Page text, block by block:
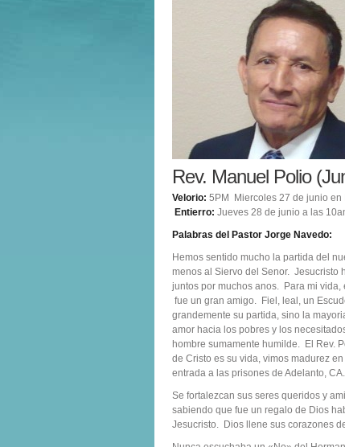
Rev. Manuel Polio
Velorio: 5PM Miercoles 27 de junio en
Entierro: Jueves 28 de junio a las
Palabras del Pastor Jorge Navedo:
Hemos sentido mucho la partida del
menos al Siervo del Senor. Jesucristo
juntos por muchos anos. Para mi
fue un gran amigo. Fiel, leal, un
grandemente su partida, sino la
amor hacia los pobres y los
hombre sumamente humilde. El Rev.
de Cristo es su vida, vimos madurez
entrada a las prisones de Adelanto, CA.
Se fortalezcan sus seres queridos y
sabiendo que fue un regalo de Dios
Jesucristo. Dios llene sus corazones